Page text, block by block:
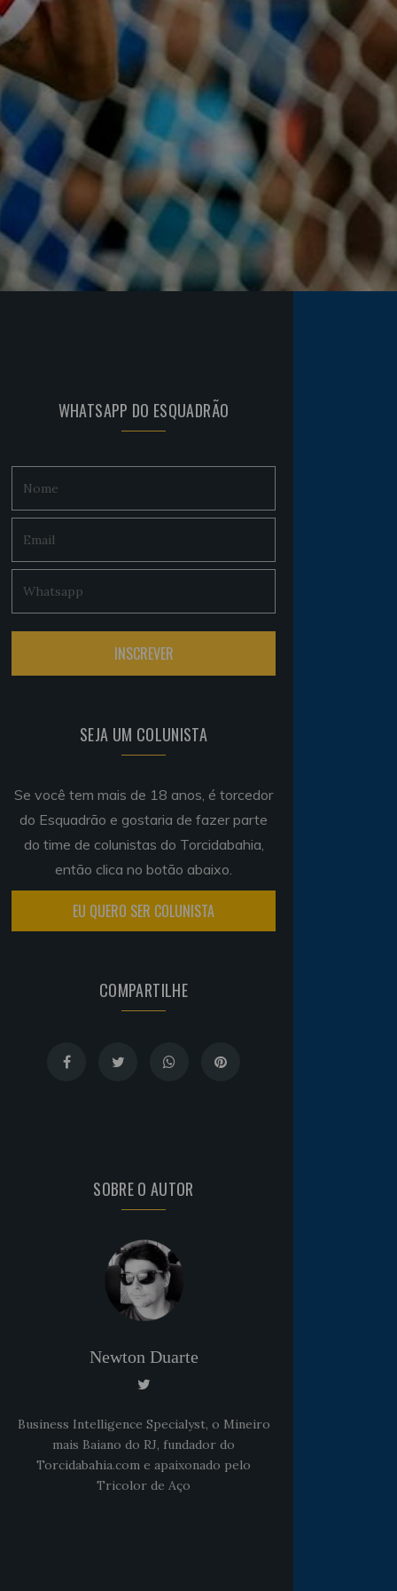
WHATSAPP DO ESQUADRÃO
SEJA UM COLUNISTA
Se você tem mais de 18 anos, é torcedor
do Esquadrão e gostaria de fazer parte
do time de colunistas do Torcidabahia,
então clica no botão abaixo.
EU QUERO SER COLUNISTA
COMPARTILHE
SOBRE O AUTOR
Newton Duarte
Business Intelligence Specialyst, o Mineiro
mais Baiano do RJ, fundador do
Torcidabahia.com e apaixonado pelo
Tricolor de Aço